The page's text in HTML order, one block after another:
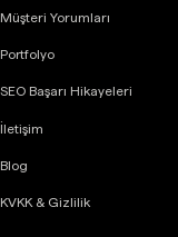
Müşteri Yorumları
Portfolyo
SEO Başarı Hikayeleri
İletişim
Blog
KVKK & Gizlilik